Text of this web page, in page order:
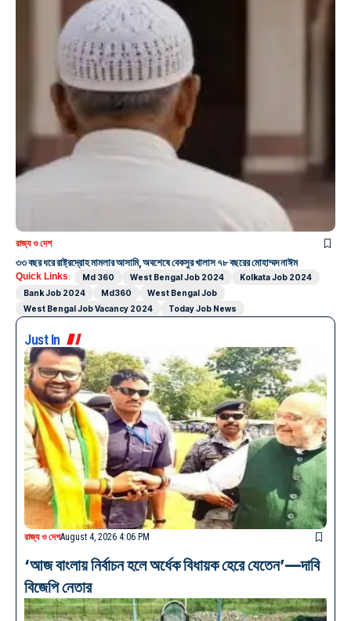
রাজ্য ও দেশ
৩৩ বছর ধরে রাষ্ট্রদ্রোহ মামলার আসামি, অবশেষে বেকসুর খালাস ৭৮ বছরের মোহাম্মদ নাঈম
Quick Links: Md 360 West Bengal Job 2024
Kolkata Job 2024
Bank Job 2024
Md360
West Bengal Job
West Bengal Job Vacancy 2024
Today Job News
Just In
রাজ্য ও দেশAugust 4, 2026 4:06 PM
‘আজ বাংলায় নির্বাচন হলে অর্ধেক বিধায়ক হেরে যেতেন’—দাবি
বিজেপি নেতার